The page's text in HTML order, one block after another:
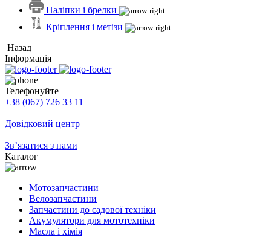
Наліпки і брелки
Кріплення і метізи
Назад
Інформація
Телефонуйте
+38 (067) 726 33 11
Довідковий центр
Зв’язатися з нами
Каталог
Мотозапчастини
Велозапчастини
Запчастини до садової техніки
Акумулятори для мототехніки
Масла і хімія